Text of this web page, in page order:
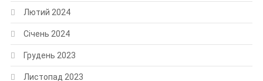
Лютий 2024
Січень 2024
Грудень 2023
Листопад 2023